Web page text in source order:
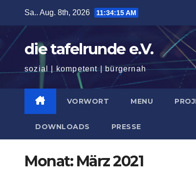
springen
Sa.. Aug. 8th, 2026 11:34:16 AM
die tafelrunde e.V.
sozial | kompetent | bürgernah
VORWORT MENU
DOWNLOADS PRESSE
Monat: März 2021